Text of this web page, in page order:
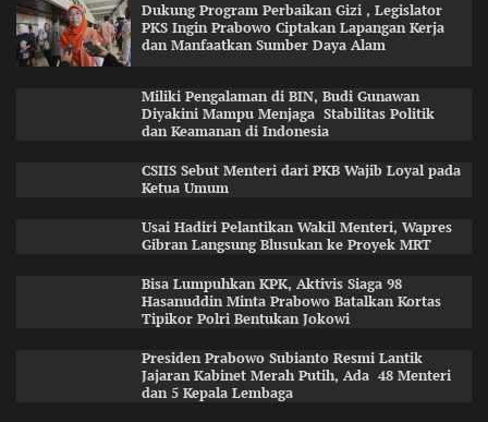
Dukung Program Perbaikan Gizi , Legislator
PKS Ingin Prabowo Ciptakan Lapangan Kerja
dan Manfaatkan Sumber Daya Alam
Miliki Pengalaman di BIN, Budi Gunawan
Diyakini Mampu Menjaga Stabilitas Politik
dan Keamanan di Indonesia
CSIIS Sebut Menteri dari PKB Wajib Loyal pada
Ketua Umum
Usai Hadiri Pelantikan Wakil Menteri, Wapres
Gibran Langsung Blusukan ke Proyek MRT
Bisa Lumpuhkan KPK, Aktivis Siaga 98
Hasanuddin Minta Prabowo Batalkan Kortas
Tipikor Polri Bentukan Jokowi
Presiden Prabowo Subianto Resmi Lantik
Jajaran Kabinet Merah Putih, Ada 48 Menteri
dan 5 Kepala Lembaga